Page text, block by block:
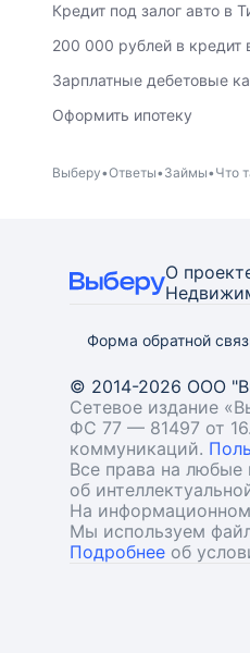
Кредит под залог авто в
200 000 рублей в кредит
Зарплатные дебетовые
Оформить ипотеку
Выберу Ответы Займы Что
О
Форма обратной
© 2014-2026 ООО
Сетевое издание
ФС 77 — 81497 от
коммуникаций.
Все права на
об
На
Мы используем
Подробнее об